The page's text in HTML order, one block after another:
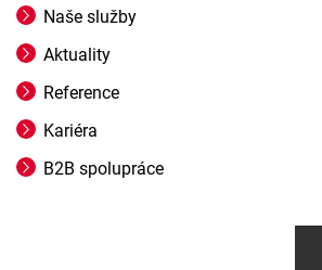
Naše služby
Aktuality
Reference
Kariéra
B2B spolupráce